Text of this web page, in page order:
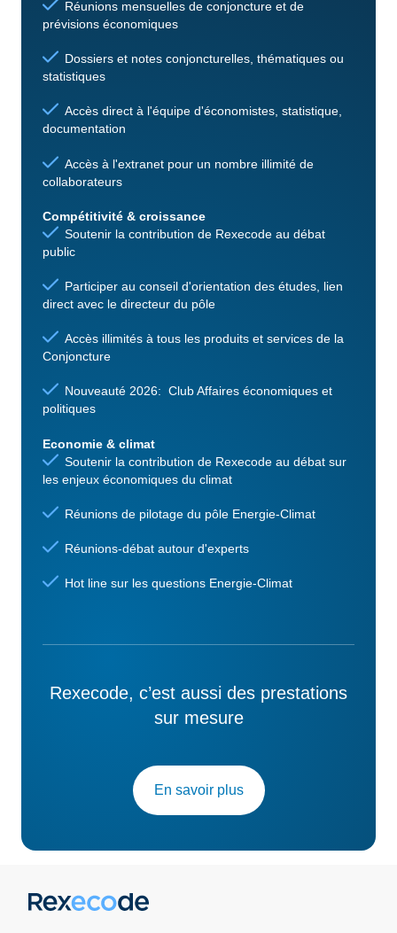
Réunions mensuelles de conjoncture et de
prévisions économiques
Dossiers et notes conjoncturelles, thématiques ou
statistiques
Accès direct à l'équipe d'économistes, statistique,
documentation
Accès à l'extranet pour un nombre illimité de
collaborateurs
Compétitivité & croissance
Soutenir la contribution de Rexecode au débat
public
Participer au conseil d'orientation des études, lien
direct avec le directeur du pôle
Accès illimités à tous les produits et services de la
Conjoncture
Nouveauté 2026: Club Affaires économiques et
politiques
Economie & climat
Soutenir la contribution de Rexecode au débat sur
les enjeux économiques du climat
Réunions de pilotage du pôle Energie-Climat
Réunions-débat autour d'experts
Hot line sur les questions Energie-Climat
Rexecode, c’est aussi des prestations
sur mesure
En savoir plus